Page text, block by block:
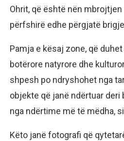
Ohrit, që është nën mbrojtjen
përfshirë edhe përgjatë
Pamja e kësaj zone, që
botërore natyrore dhe
shpesh po ndryshohet nga
objekte që janë ndërtuar deri
nga ndërtime më të mëdha,
Këto janë fotografi që